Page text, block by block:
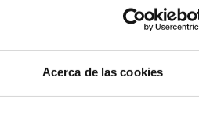
Acerca de las cookies
de pago, ofreciendo
cancelación siempre que sea
políticas de cancelación, con